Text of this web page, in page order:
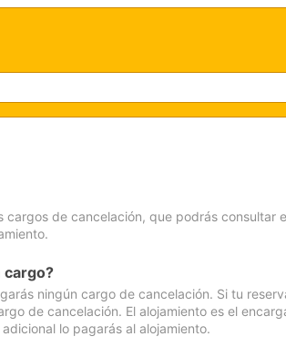
de cancelación, que podrás consultar
cargo?
ningún cargo de cancelación. Si tu
de cancelación. El alojamiento es el
lo pagarás al alojamiento.